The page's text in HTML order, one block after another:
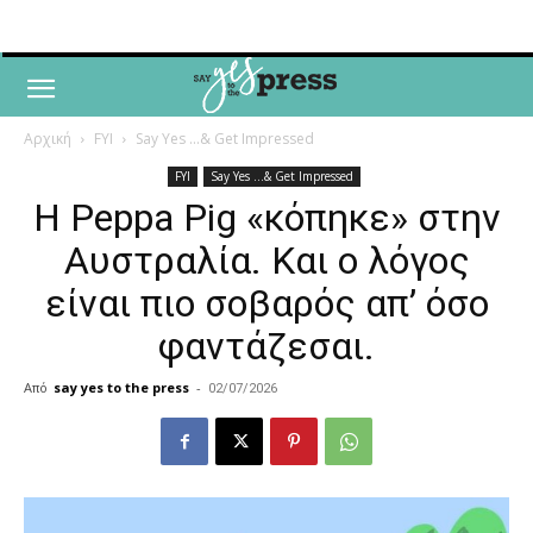
Αρχική FYI Say Yes ...& Get Impressed
FYI Say Yes ...& Get Impressed
Η Peppa Pig «κόπηκε» στην
Αυστραλία. Και ο λόγος
είναι πιο σοβαρός απ’ όσο
φαντάζεσαι.
Από say yes to the press - 02/07/2026